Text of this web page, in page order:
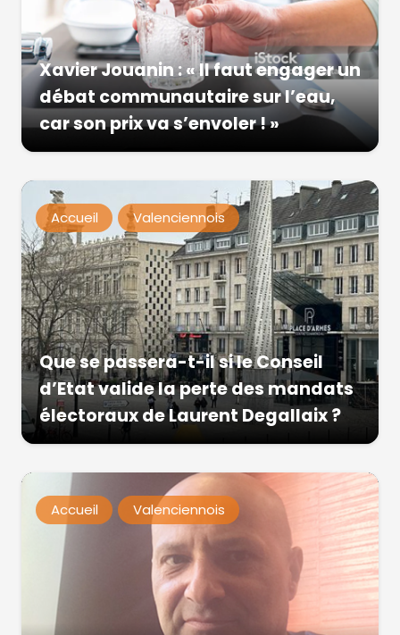
Xavier Jouanin : « Il faut engager un
débat communautaire sur l’eau,
car son prix va s’envoler ! »
Accueil Valenciennois
Que se passera-t-il si le Conseil
d’Etat valide la perte des mandats
électoraux de Laurent Degallaix ?
Accueil Valenciennois